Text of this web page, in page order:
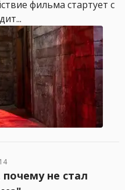
фильма стартует с
14
почему не стал